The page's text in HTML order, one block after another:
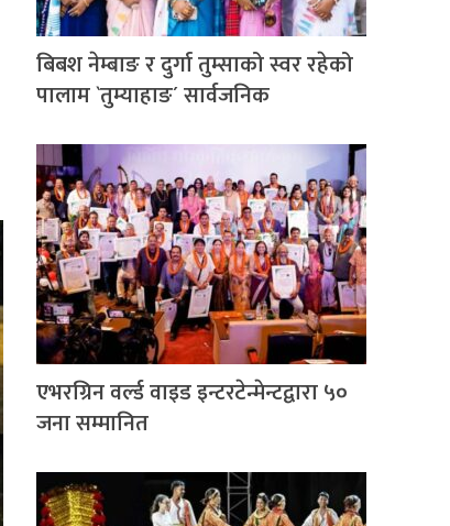
बिबश नेम्बाङ र दुर्गा तुम्साको स्वर रहेको
पालाम `तुम्याहाङ´ सार्वजनिक
एभरग्रिन वर्ल्ड वाइड इन्टरटेन्मेन्टद्वारा ५०
जना सम्मानित